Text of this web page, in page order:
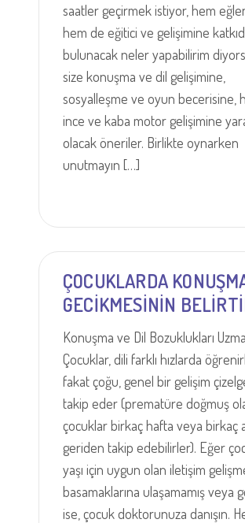
saatler geçirmek istiyor, hem
hem de eğitici ve gelişimine
bulunacak neler yapabilirim
size konuşma ve dil gelişimine,
sosyalleşme ve oyun becerisine,
ince ve kaba motor gelişimine
olacak öneriler. Birlikte oynarken
unutmayın […]
ÇOCUKLARDA
GECİKMESİNİN
Konuşma ve Dil Bozuklukları
Çocuklar, dili farklı hızlarda
fakat çoğu, genel bir gelişim
takip eder (prematüre doğmuş
çocuklar birkaç hafta veya birkaç
geriden takip edebilirler). Eğer
yaşı için uygun olan iletişim
basamaklarına ulaşamamış veya
ise, çocuk doktorunuza danışın.